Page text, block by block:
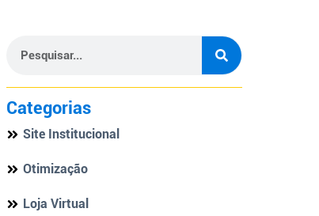
Categorias
Site Institucional
Otimização
Loja Virtual